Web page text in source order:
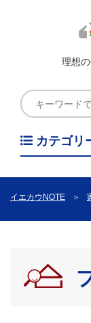
理想
カテゴリ
イエカウNOTE ＞